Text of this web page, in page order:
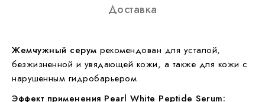
Доставка
Жемчужный серум рекомендован для усталой,
безжизненной и увядающей кожи, а также для кожи с
нарушенным гидробарьером.
Эффект применения Pearl White Peptide Serum: